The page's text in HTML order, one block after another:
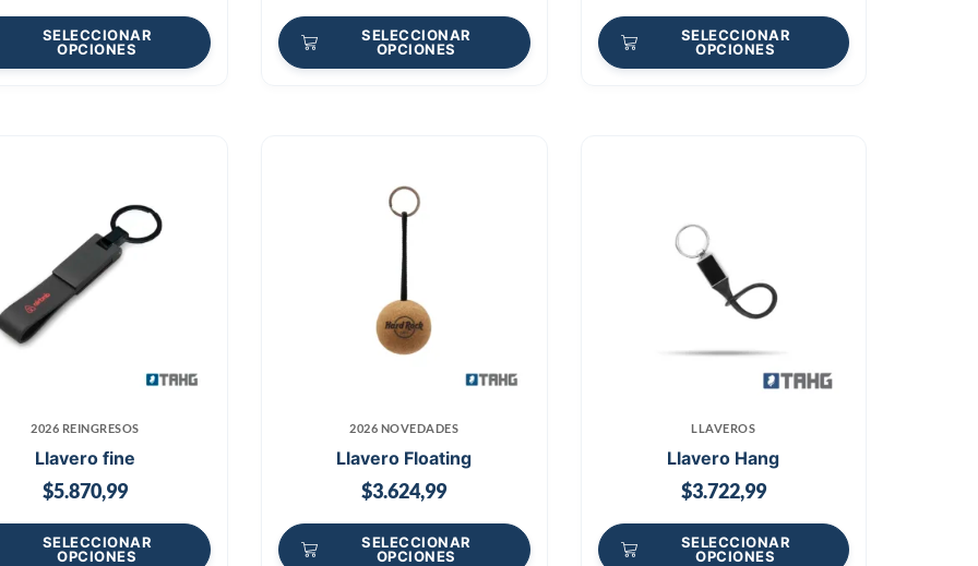
SELECCIONAR
OPCIONES
SELECCIONAR
OPCIONES
SELECCIONAR
OPCIONES
2026 REINGRESOS
Llavero fine
$5.870,99
SELECCIONAR
OPCIONES
2026 NOVEDADES
Llavero Floating
$3.624,99
SELECCIONAR
OPCIONES
LLAVEROS
Llavero Hang
$3.722,99
SELECCIONAR
OPCIONES